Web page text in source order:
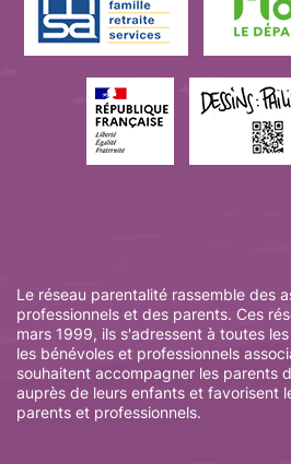
Le réseau parentalité rassemble des
professionnels et des parents. Ces
mars 1999, ils s'adressent à toutes
les bénévoles et professionnels
souhaitent accompagner les parents
auprès de leurs enfants et favorisent
parents et professionnels.